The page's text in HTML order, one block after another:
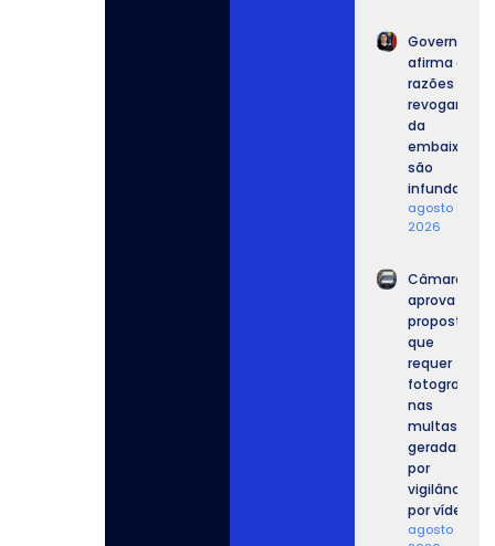
Governo
afirma que
razões para
revogar
da
são
infundadas.
agosto 5,
2026
Câmara
aprova
proposta
que
requer
fotografia
nas
multas
geradas
por
vigilância
por vídeo.
agosto 4,